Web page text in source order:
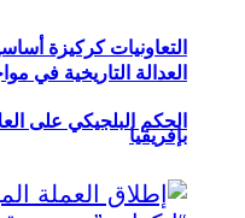
التعاونيات كركيزة
بإفريقيا
العدالة التاريخية في
الحكم البلجيكي على